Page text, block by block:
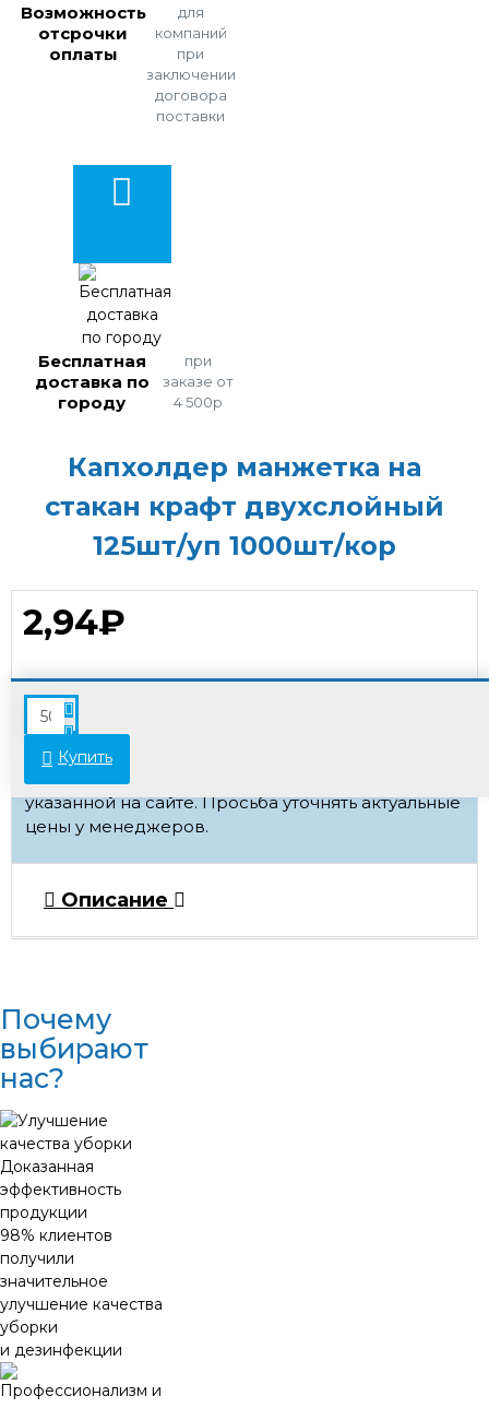
Возможность
отсрочки
оплаты
для
компаний
при
заключении
договора
поставки
Бесплатная
доставка по
городу
при
заказе от
4 500р
Капхолдер манжетка на
стакан крафт двухслойный
125шт/уп 1000шт/кор
2,94₽
Купить
Минимальное количество заказа этого товара 50
В связи с переоценкой товара стоимость
некоторых позиций может отличаться от
указанной на сайте. Просьба уточнять актуальные
цены у менеджеров.
Описание
Почему
выбирают
нас?
Доказанная
эффективность
продукции
98% клиентов
получили
значительное
улучшение качества
уборки
и дезинфекции